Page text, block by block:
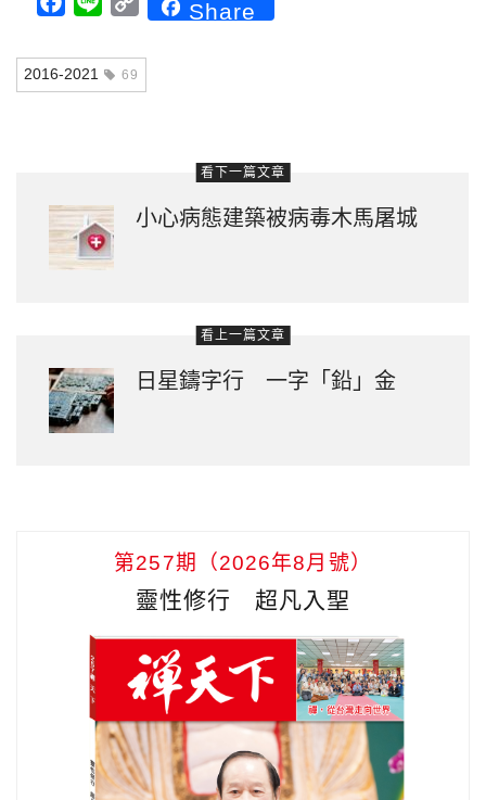
Facebook
Line CopyShare
2016-2021 69
看下一篇文章
小心病態建築被病毒木馬屠城
看上一篇文章
日星鑄字行 一字「鉛」金
第257期（2026年8月號）
靈性修行 超凡入聖